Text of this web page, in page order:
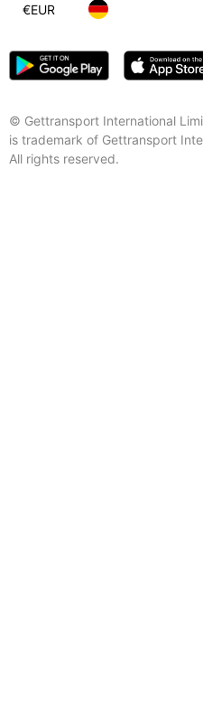
© Gettransport International
is trademark of Gettransport
All rights reserved.
€EUR